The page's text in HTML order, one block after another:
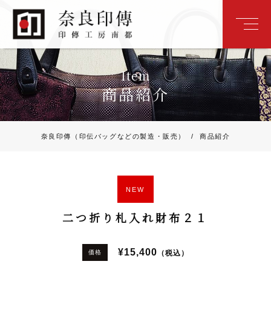
Item
商品紹介
奈良印傳（印伝バッグなどの製造・販売） / 商品紹介
NEW
二つ折り札入れ財布２１
価格 ¥15,400 （税込）